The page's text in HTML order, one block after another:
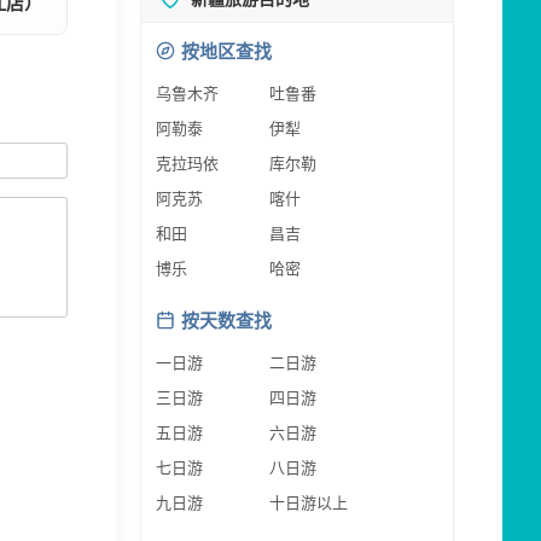
按地区查找
乌鲁木齐
吐鲁番
阿勒泰
伊犁
克拉玛依
库尔勒
阿克苏
喀什
和田
昌吉
博乐
哈密
按天数查找
一日游
二日游
三日游
四日游
五日游
六日游
七日游
八日游
九日游
十日游以上